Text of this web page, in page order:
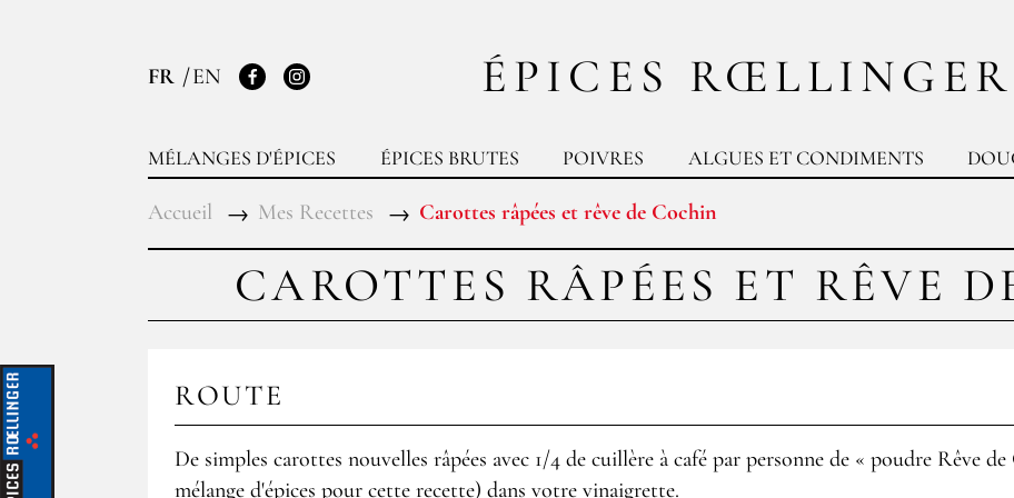
ÉPICES RŒLLINGER
FR EN
FacebookInstagram
MÉLANGES D'ÉPICES ÉPICES BRUTES POIVRES ALGUES ET CONDIMENTS
Accueil Mes Recettes Carottes râpées et rêve de Cochin
CAROTTES RÂPÉES ET RÊVE
ROUTE
De simples carottes nouvelles râpées avec 1/4 de cuillère à café par personne de « poudre Rêve
mélange d'épices pour cette recette) dans votre vinaigrette.